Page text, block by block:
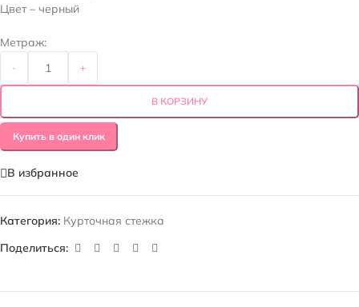
Цвет – черный
Метраж:
- +
В КОРЗИНУ
Купить в один клик
В избранное
Категория: Курточная стежка
Поделиться: